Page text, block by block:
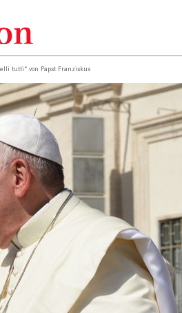
tutti“ von Papst Franziskus